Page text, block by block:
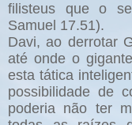
filisteus que o
Samuel 17.51).
Davi, ao derrotar
até onde o
esta tática
possibilidade de
poderia não ter